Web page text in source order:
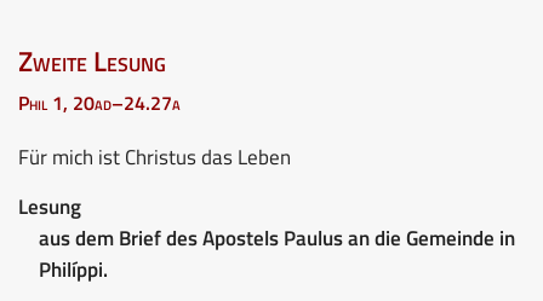
Zweite Lesung
Phil 1, 20ad–24.27a
Für mich ist Christus das Leben
Lesung
aus dem Brief des Apostels Paulus an die Gemeinde in
Philíppi.